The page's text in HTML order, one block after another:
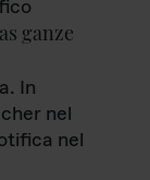
ganze
In
nel
nel